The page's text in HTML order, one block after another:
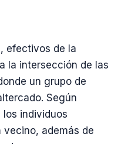
, efectivos de la
la intersección de las
un grupo de
Según
individuos
vecino, además de